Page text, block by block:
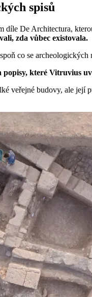
spisů
De Architectura,
zda vůbec existovala.
co se
popisy, které Vitruvius
veřejné budovy, ale